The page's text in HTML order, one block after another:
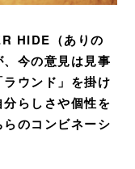
HIDE（ありの
今の意見は見事
ウンド」を掛け
らしさや個性を
のコンビネーシ